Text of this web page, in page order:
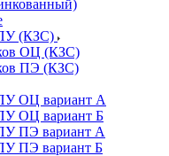
(КЗС)
ОЦ (КЗС)
ПЭ (КЗС)
ОЦ вариант А
ОЦ вариант Б
ПЭ вариант А
ПЭ вариант Б